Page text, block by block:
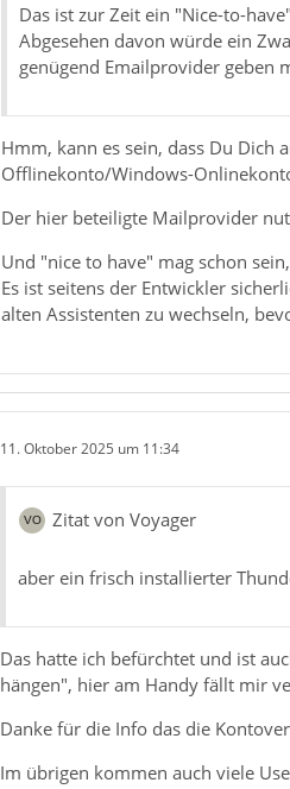
Das ist zur Zeit ein "Nice-to-
Abgesehen davon würde ein
genügend Emailprovider geben
Hmm, kann es sein, dass Du Dich
Offlinekonto/Windows-
Der hier beteiligte Mailprovider
Und "nice to have" mag schon
Es ist seitens der Entwickler
alten Assistenten zu wechseln,
11. Oktober 2025 um 11:34
Zitat von Voyager
aber ein frisch installierter
Das hatte ich befürchtet und ist
hängen", hier am Handy fällt mir
Danke für die Info das die
Im übrigen kommen auch viele